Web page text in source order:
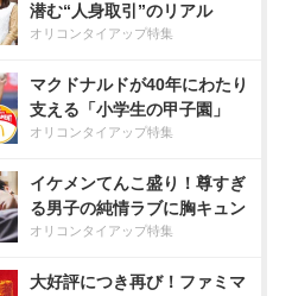
潜む“人身取引”のリアル
オリコンタイアップ特集
マクドナルドが40年にわたり
支える「小学生の甲子園」
オリコンタイアップ特集
イケメンてんこ盛り！尊すぎ
る男子の純情ラブに胸キュン
オリコンタイアップ特集
大好評につき再び！ファミマ